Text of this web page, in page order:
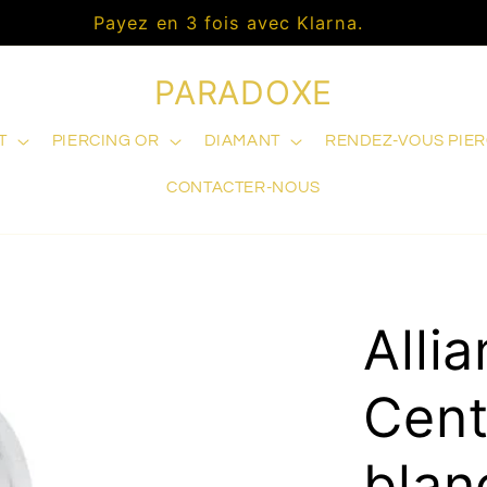
PARADOXE
PIERCING OR DIAMANT RENDEZ-VOUS
CONTACTER-NOUS